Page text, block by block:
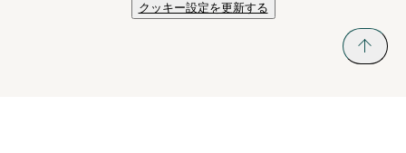
クッキー設定を更新する